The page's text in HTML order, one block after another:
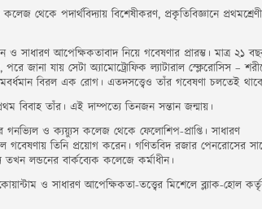
কলেজ থেকে পদার্থবিদ্যায় বিশেষীকরণ, প্রকৃতিবিজ্ঞানে
ও সাধারণ আপেক্ষিকতাবাদ নিয়ে গবেষণার প্রারম্ভ। মাত্র ২১
জানা যায় সেটা অ্যামোট্রোফিক ল্যাটারাল স্ক্লেরোসিস –
বিরল এক রোগ। এতদসত্ত্বেও তাঁর গবেষণা চলতেই
বিবাহ তাঁর। এই দাম্পত্যে তিনজন সন্তান জন্মায়।
গনভ্যিল ও ক্যয়্যুস কলেজ থেকে ফেলোশিপ-প্রাপ্তি। সাধারণ
গবেষণায় তিনি প্রয়োগ করেন। গণিতবিদ রজার পেনরোসের
লন্ডনের বার্কব্যেক কলেজে কর্মাধীন।
ও সাধারণ আপেক্ষিকতা-তত্ত্বের মিশেলে ব্ল্যাক-হোল